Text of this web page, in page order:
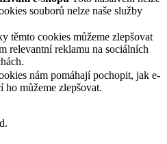
souborů nelze naše služby
těmto cookies můžeme zlepšovat
relevantní reklamu na sociálních
nám pomáhají pochopit, jak e-
ho můžeme zlepšovat.